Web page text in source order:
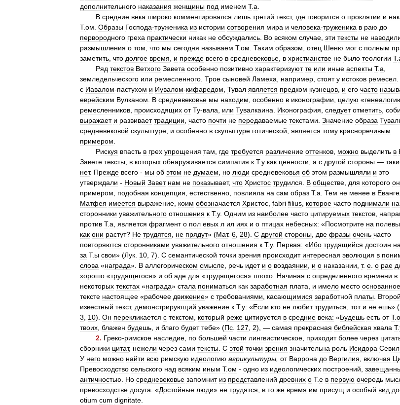
дополнительного наказания женщины под именем Т.а
В средние века широко комментировался лишь третий текст, где говорится о проклятии и
Т.ом Образы Господа-труженика из истории сотворения мира и человека-труженика в раю до
первородного греха практически никак не обсуждались Во всяком случае эти тексты не
размышления о том что мы сегодня называем Т.ом Таким образом отец Шеню мог с полным
заметить что долгое время и прежде всего в средневековье в христианстве не было теологии Т.
Ряд текстов Ветхого Завета особенно позитивно характеризуют те или иные аспекты Т.а
земледельческого или ремесленного Трое сыновей Ламеха например стоят у истоков ремесел
с Иавалом-пастухом и Иувалом-кифаредом Тувал является предком кузнецов и его часто
еврейским Вулканом В средневековье мы находим особенно в иконографии целую «
ремесленников происходящих от Ту-вала или Тувалкаина Иконография следует отметить
выражает и развивает традиции часто почти не передаваемые текстами Значение образа
средневековой скульптуре и особенно в скульптуре готической является тому красноречивым
примером
Рискуя впасть в грех упрощения там где требуется различение оттенков можно выделить в
Завете тексты в которых обнаруживается симпатия к Т.у как ценности а с другой стороны —
нет. Прежде всего - мы об этом не думаем но люди средневековья об этом размышляли и это
утверждали - Новый Завет нам не показывает, что Христос трудился В обществе для которого он
примером
подобная концепция естественно повлияла на сам образ Т.а Тем не менее в
Матфея имеется выражение коим обозначается Христос fabri filius которое часто поднимали на
сторонники уважительного отношения к Т.у. Одним из наиболее часто цитируемых текстов
против Т.а является фрагмент о пол евых л ил иях и о птицах небесных: «Посмотрите на
как они растут? Не трудятся не прядут» (Мат. 6 28). С другой стороны две фразы очень часто
повторяются сторонниками уважительного отношения к Т.у. Первая: «Ибо трудящийся достоин
за Т.ы свои» (Лук 10 7). С семантической точки зрения происходит интересная эволюция в
слова «награда». В аллегорическом смысле речь идет и о воздаянии и о наказании т. е о рае
хорошо «трудящегося» и об аде для «трудящегося» плохо Начиная с определенного времени в
некоторых текстах «награда» стала пониматься как заработная плата и имело место основанное
тексте настоящее «рабочее движение» с требованиями касающимися заработной платы Второй
известный текст, демонстрирующий уважение к Т.у: «Если кто не любит трудиться тот и не ешь» (
3
10). Он перекликается с текстом который реже цитируется в средние века: «Будешь есть от Т.
твоих блажен будешь и благо будет тебе» (Пс 127 2), — самая прекрасная библейская хвала Т.
2. Греко-римское наследие по большей части лингвистическое приходит более через
сборники цитат, нежели через сами тексты С этой точки зрения значительна роль Исидора
У него можно найти всю римскую идеологию агрикультуры от Варрона до Вергилия включая
Превосходство сельского над всяким иным Т.ом - одно из идеологических построений
античностью
Но средневековье запомнит из представлений древних о Т.е в первую очередь
превосходстве досуга . «Достойные люди» не трудятся в то же время им присущ и особый вид
otium cum dignitate